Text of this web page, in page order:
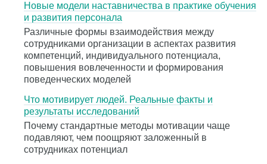
Новые модели наставничества в практике обучения
и развития персонала
Различные формы взаимодействия между
сотрудниками организации в аспектах развития
компетенций, индивидуального потенциала,
повышения вовлеченности и формирования
поведенческих моделей
Что мотивирует людей. Реальные факты и
результаты исследований
Почему стандартные методы мотивации чаще
подавляют, чем поощряют заложенный в
сотрудниках потенциал